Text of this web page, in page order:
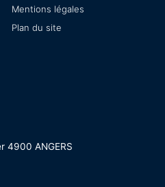
Mentions légales
Plan du site
4900 ANGERS